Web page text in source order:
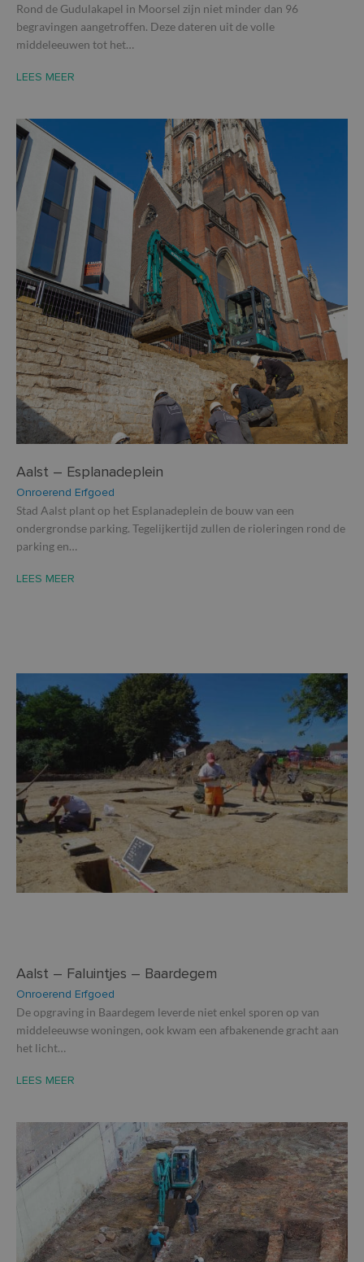
Rond de Gudulakapel in Moorsel zijn niet minder dan 96
begravingen aangetroffen. Deze dateren uit de volle
middeleeuwen tot het…
LEES MEER
Aalst – Esplanadeplein
Onroerend Erfgoed
Stad Aalst plant op het Esplanadeplein de bouw van een
ondergrondse parking. Tegelijkertijd zullen de rioleringen rond de
parking en…
LEES MEER
Aalst – Faluintjes – Baardegem
Onroerend Erfgoed
De opgraving in Baardegem leverde niet enkel sporen op van
middeleeuwse woningen, ook kwam een afbakenende gracht aan
het licht…
LEES MEER